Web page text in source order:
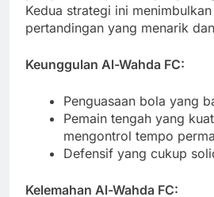
Kedua strategi ini
pertandingan yang menarik
Keunggulan Al-Wahda FC:
Penguasaan bola yang
Pemain tengah yang
mengontrol tempo
Defensif yang cukup
Kelemahan Al-Wahda FC: